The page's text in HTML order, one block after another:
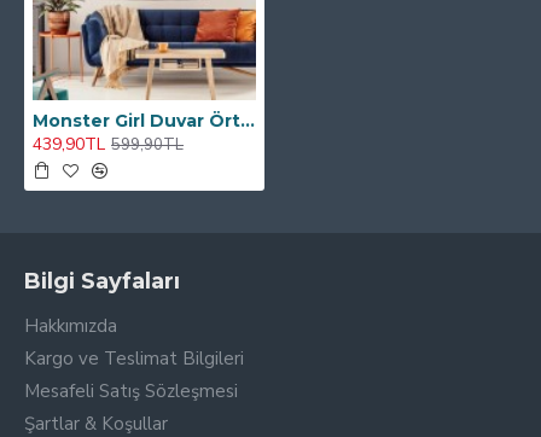
Monster Girl Duvar Örtüsü
439,90TL 599,90TL
Bilgi Sayfaları
Hakkımızda
Kargo ve Teslimat Bilgileri
Mesafeli Satış Sözleşmesi
Şartlar & Koşullar